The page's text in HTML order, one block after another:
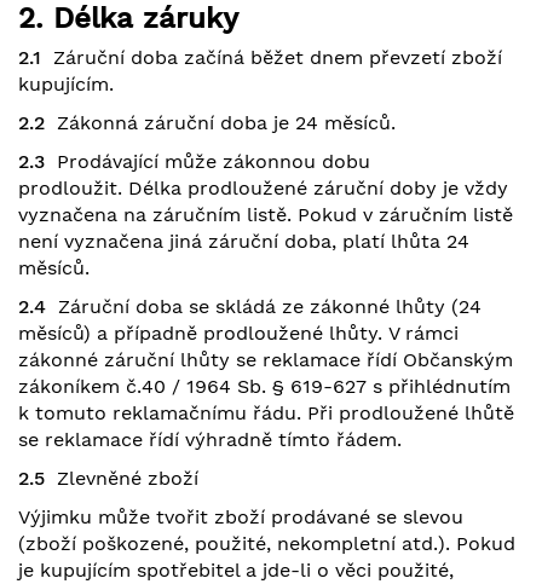
2. Délka záruky
2.1 Záruční doba začíná běžet dnem převzetí zboží
kupujícím.
2.2 Zákonná záruční doba je 24 měsíců.
2.3 Prodávající může zákonnou dobu
prodloužit. Délka prodloužené záruční doby je vždy
vyznačena na záručním listě. Pokud v záručním listě
není vyznačena jiná záruční doba, platí lhůta 24
měsíců.
2.4 Záruční doba se skládá ze zákonné lhůty (24
měsíců) a případně prodloužené lhůty. V rámci
zákonné záruční lhůty se reklamace řídí Občanským
zákoníkem č.40 / 1964 Sb. § 619-627 s přihlédnutím
k tomuto reklamačnímu řádu. Při prodloužené lhůtě
se reklamace řídí výhradně tímto řádem.
2.5 Zlevněné zboží
Výjimku může tvořit zboží prodávané se slevou
(zboží poškozené, použité, nekompletní atd.). Pokud
je kupujícím spotřebitel a jde-li o věci použité,